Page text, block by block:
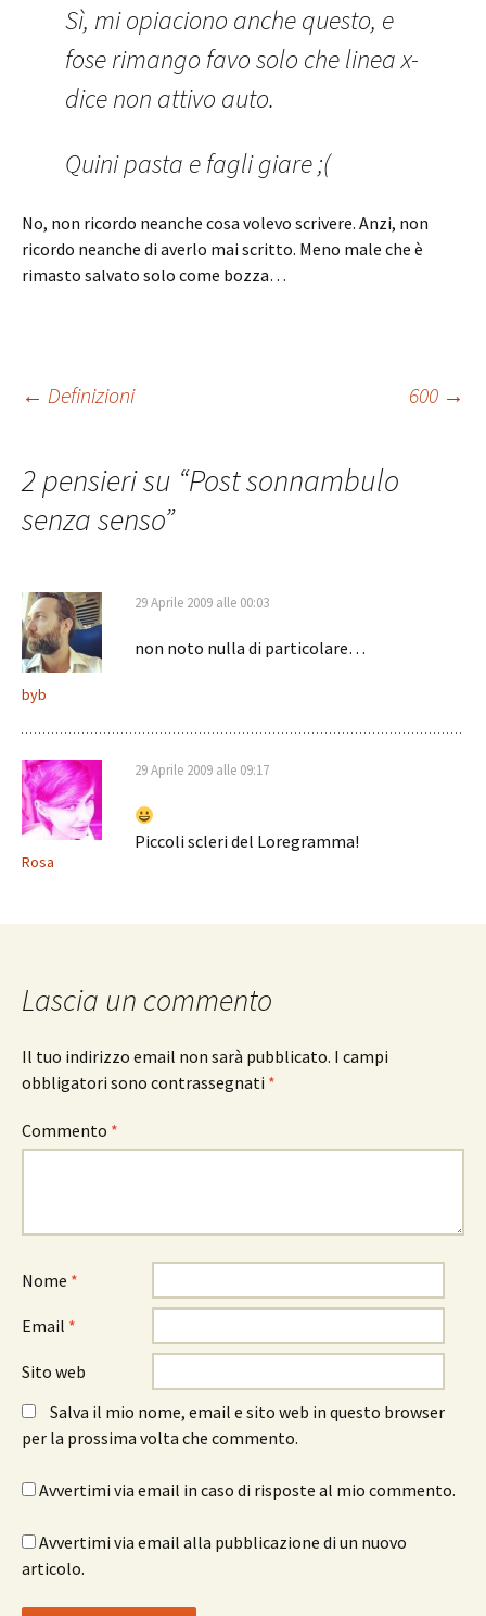
Sì, mi opiaciono anche questo, e
fose rimango favo solo che linea x-
dice non attivo auto.
Quini pasta e fagli giare ;(
No, non ricordo neanche cosa volevo scrivere. Anzi, non
ricordo neanche di averlo mai scritto. Meno male che è
rimasto salvato solo come bozza…
Navigazione
articolo
← Definizioni 600 →
2 pensieri su “Post sonnambulo
senza senso”
byb
29 Aprile 2009 alle 00:03
non noto nulla di particolare…
Rosa
29 Aprile 2009 alle 09:17
Piccoli scleri del Loregramma!
Lascia un commento
Il tuo indirizzo email non sarà pubblicato. I campi
obbligatori sono contrassegnati *
Commento *
Nome *
Email *
Sito web
Salva il mio nome, email e sito web in questo browser
per la prossima volta che commento.
Avvertimi via email in caso di risposte al mio commento.
Avvertimi via email alla pubblicazione di un nuovo
articolo.